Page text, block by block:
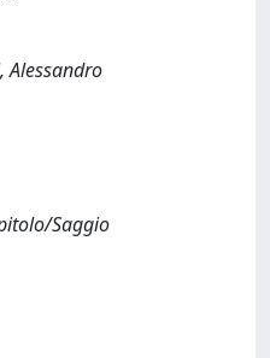
Alessandro
Saggio